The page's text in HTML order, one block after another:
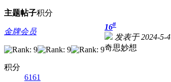
主题帖子积分
金牌会员
积分
6161
16#
发表于 2024-5-
奇思妙想